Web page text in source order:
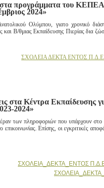
στα προγράμματα του
2024»
Ολύμπου, γιατο χρονικό
Β/θμιας Εκπαίδευσης Πιερίας δια
ΣΧΟΛΕΙΑ ΔΕΚΤΑ ΕΝΤΟΣ
στα Κέντρα Εκπαίδευσης
2024»
των πληροφοριών που υπάρχουν
Επίσης, οι εγκριτικές
ΣΧΟΛΕΙΑ_ΔΕΚΤΑ_ΕΝΤΟΣ